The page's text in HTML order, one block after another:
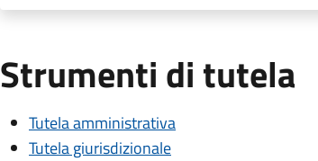
Strumenti di tutela
Tutela amministrativa
Tutela giurisdizionale